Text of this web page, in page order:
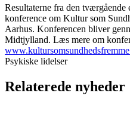
Resultaterne fra den
konference om Kultur som
Aarhus. Konferencen bliver
Midtjylland. Læs mere om
Psykiske lidelser
Relaterede nyheder